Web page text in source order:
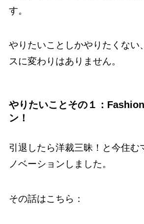
す。
やりたいことしかやりたくない
スに変わりはありません。
やりたいことその１：
ン！
引退したら洋裁三昧！と今住む
ノベーションしました。
その話はこちら：